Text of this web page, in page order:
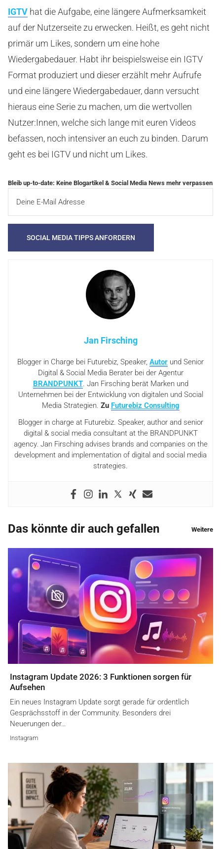
IGTV hat die Aufgabe, eine längere Aufmerksamkeit
auf der Nutzerseite zu erwecken. Heißt, es geht nicht
primär um Likes, sondern um eine hohe
Wiedergabedauer. Habt ihr beispielsweise ein IGTV
Format produziert und dieser erzählt mehr Aufrufe
und eine längere Wiedergabedauer, dann versucht
hieraus eine Serie zu machen, um die wertvollen
Nutzer:Innen, welche sich lange mit euren Videos
befassen, noch intensiver an euch zu binden. Darum
geht es bei IGTV und nicht um Likes.
Bleib up-to-date: Keine Blogartikel & Social Media News mehr verpassen
Jan Firsching
Blogger in Charge bei Futurebiz, Speaker, Autor und Senior
Digital & Social Media Berater bei der Agentur
BRANDPUNKT. Jan Firsching berät Marken und
Unternehmen bei der Entwicklung von digitalen und Social
Media Strategien. Zu Futurebiz Consulting
Blogger in charge at Futurebiz. Speaker, author and senior
digital & social media consultant at the BRANDPUNKT
agency. Jan Firsching advises brands and companies on the
development and implementation of digital and social media
strategies.
Das könnte dir auch gefallen Weitere
Instagram Update 2026: 3 Funktionen sorgen für
Aufsehen
Ein neues Instagram Update sorgt gerade für ordentlich
Gesprächsstoff in der Community. Besonders drei
Neuerungen der…
Instagram